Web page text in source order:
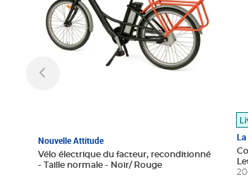
Nouvelle Attitude
Vélo électrique du facteur, reconditionné
- Taille normale - Noir/ Rouge
La